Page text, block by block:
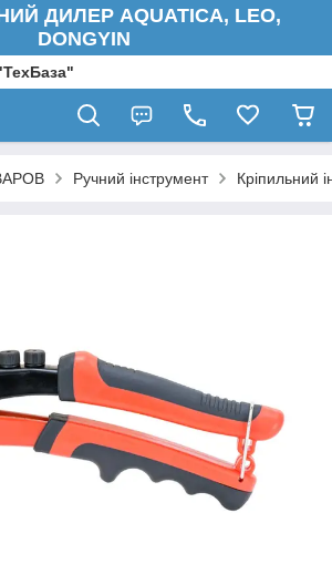
ДИЛЕР AQUATICA, LEO,
DONGYIN
Ручний інструмент Кріпильний